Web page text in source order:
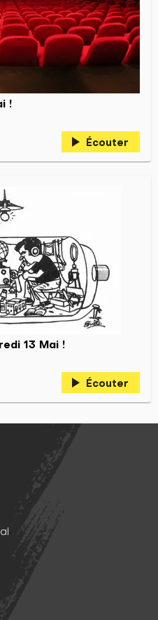
!
play_arrow Écouter
13 Mai !
play_arrow Écouter